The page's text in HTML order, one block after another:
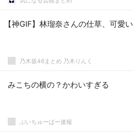
【神GIF】林瑠奈さんの仕草、可愛い
乃木坂46まとめ 乃木りんく
みこちの横の？かわいすぎる
ぶいちゅーばー速報